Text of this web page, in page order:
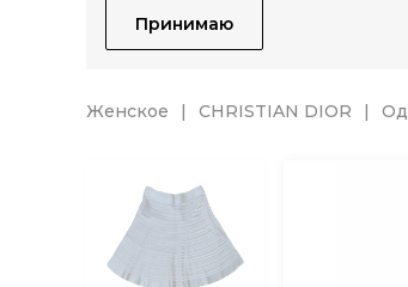
Принимаю
Женское CHRISTIAN DIOR